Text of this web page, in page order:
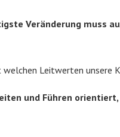
Veränderung muss
Leitwerten unsere
und Führen orientiert,